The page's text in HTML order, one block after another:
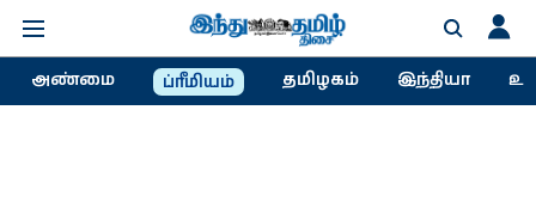
அண்மை ப்ரீமியம் தமிழகம் இந்தியா